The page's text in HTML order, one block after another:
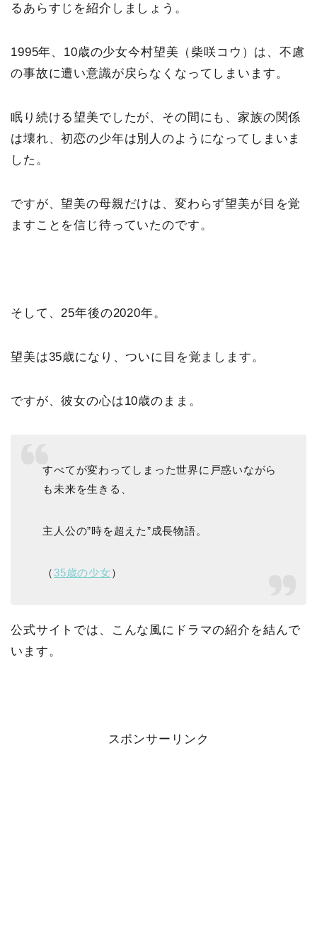
るあらすじを紹介しましょう。
1995年、10歳の少女今村望美（柴咲コウ）は、不慮
の事故に遭い意識が戻らなくなってしまいます。
眠り続ける望美でしたが、その間にも、家族の関係
は壊れ、初恋の少年は別人のようになってしまいま
した。
ですが、望美の母親だけは、変わらず望美が目を覚
ますことを信じ待っていたのです。
そして、25年後の2020年。
望美は35歳になり、ついに目を覚まします。
ですが、彼女の心は10歳のまま。
すべてが変わってしまった世界に戸惑いながら
も未来を生きる、
主人公の”時を超えた”成長物語。
（35歳の少女）
公式サイトでは、こんな風にドラマの紹介を結んで
います。
スポンサーリンク